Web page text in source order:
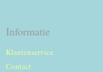
Informatie
Klantenservice
Contact